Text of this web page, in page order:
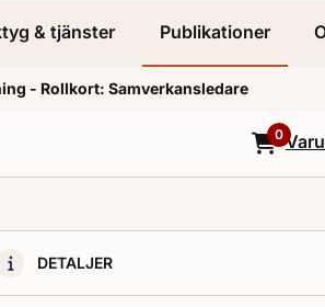
& tjänster Publikationer
- Rollkort: Samverkansledare
0
DETALJER